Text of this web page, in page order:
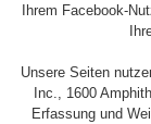
Ihrem Facebook-
Unsere Seiten
Inc., 1600
Erfassung und